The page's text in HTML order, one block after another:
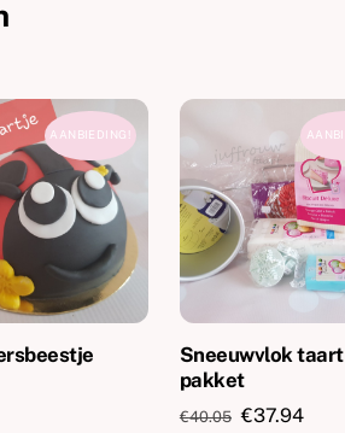
AANBIEDING!
Sneeuwvlok taart
pakket
€40.05 €37.94